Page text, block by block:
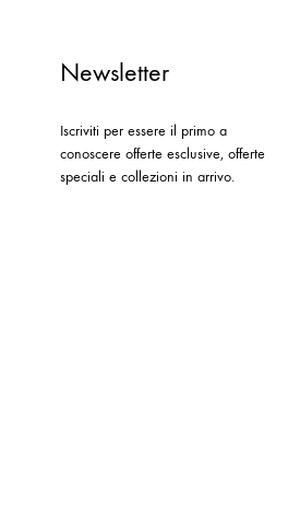
Newsletter
Iscriviti per essere il primo a
conoscere offerte esclusive, offerte
speciali e collezioni in arrivo.